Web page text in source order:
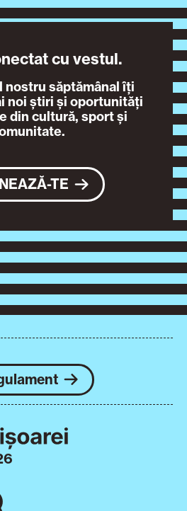
cu vestul.
săptămânal îți
noi știri și oportunități
din cultură, sport și
TE